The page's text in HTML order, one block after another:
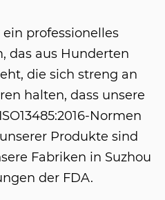
professionelles
das aus Hunderten
die sich streng an
halten, dass unsere
Normen
Produkte sind
Fabriken in Suzhou
der FDA.